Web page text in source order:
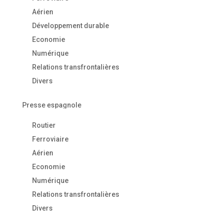
Aérien
Développement durable
Economie
Numérique
Relations transfrontalières
Divers
Presse espagnole
Routier
Ferroviaire
Aérien
Economie
Numérique
Relations transfrontalières
Divers